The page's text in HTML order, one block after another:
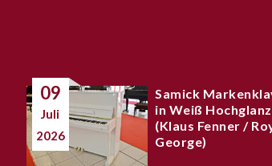
09
Juli
2026
Samick
in Weiß Hochglanz
(Klaus Fenner /
George)